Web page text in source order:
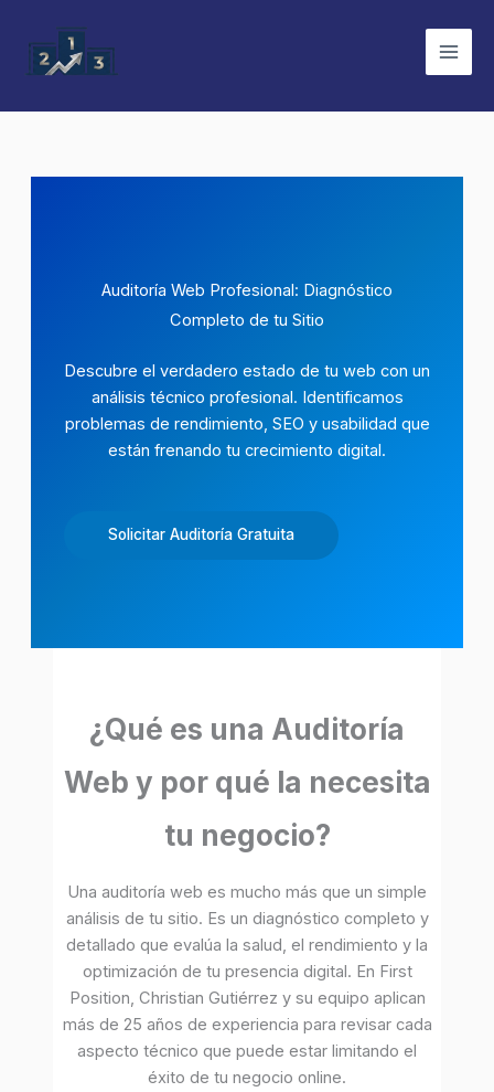
contenido
Auditoría Web Profesional: Diagnóstico
Completo de tu Sitio
Descubre el verdadero estado de tu web con un
análisis técnico profesional. Identificamos
problemas de rendimiento, SEO y usabilidad que
están frenando tu crecimiento digital.
Solicitar Auditoría Gratuita
¿Qué es una Auditoría
Web y por qué la necesita
tu negocio?
Una auditoría web es mucho más que un simple
análisis de tu sitio. Es un diagnóstico completo y
detallado que evalúa la salud, el rendimiento y la
optimización de tu presencia digital. En First
Position, Christian Gutiérrez y su equipo aplican
más de 25 años de experiencia para revisar cada
aspecto técnico que puede estar limitando el
éxito de tu negocio online.